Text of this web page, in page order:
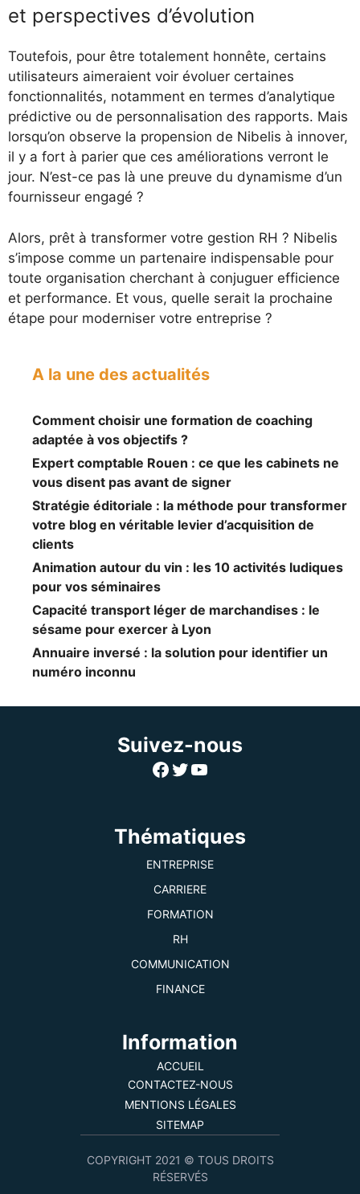
et perspectives d’évolution
Toutefois, pour être totalement honnête, certains
utilisateurs aimeraient voir évoluer certaines
fonctionnalités, notamment en termes d’analytique
prédictive ou de personnalisation des rapports. Mais
lorsqu’on observe la propension de Nibelis à innover,
il y a fort à parier que ces améliorations verront le
jour. N’est-ce pas là une preuve du dynamisme d’un
fournisseur engagé ?
Alors, prêt à transformer votre gestion RH ? Nibelis
s’impose comme un partenaire indispensable pour
toute organisation cherchant à conjuguer efficience
et performance. Et vous, quelle serait la prochaine
étape pour moderniser votre entreprise ?
A la une des actualités
Comment choisir une formation de coaching
adaptée à vos objectifs ?
Expert comptable Rouen : ce que les cabinets ne
vous disent pas avant de signer
Stratégie éditoriale : la méthode pour transformer
votre blog en véritable levier d’acquisition de
clients
Animation autour du vin : les 10 activités ludiques
pour vos séminaires
Capacité transport léger de marchandises : le
sésame pour exercer à Lyon
Annuaire inversé : la solution pour identifier un
numéro inconnu
Suivez-nous
Facebook
Twitter
YouTube
Thématiques
ENTREPRISE
CARRIERE
FORMATION
RH
COMMUNICATION
FINANCE
Information
ACCUEIL
CONTACTEZ-NOUS
MENTIONS LÉGALES
SITEMAP
COPYRIGHT 2021 © TOUS DROITS
RÉSERVÉS